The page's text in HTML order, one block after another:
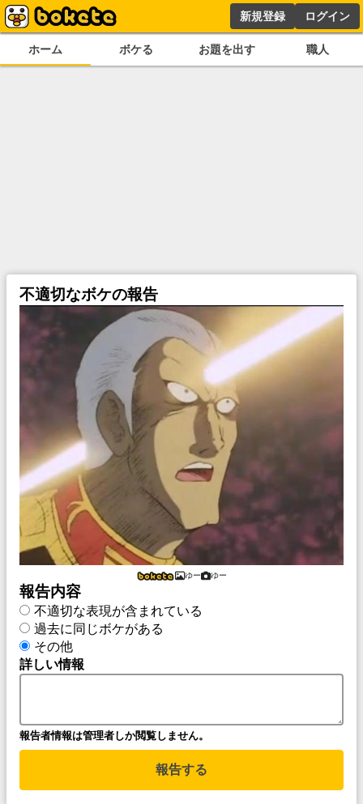
新規登録 ログイン
ホーム ボケる お題を出す 職人
不適切なボケの報告
ゆー ゆー
報告内容
不適切な表現が含まれている
過去に同じボケがある
その他
詳しい情報
報告者情報は管理者しか閲覧しません。
報告する